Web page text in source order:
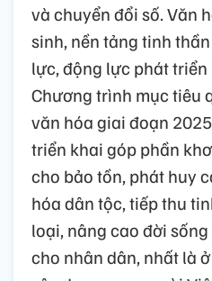
và chuyển đổi số. Văn
sinh, nền tảng tinh
lực, động lực phát
Chương trình mục tiêu
văn hóa giai đoạn
triển khai góp phần
cho bảo tồn, phát huy
hóa dân tộc, tiếp thu
loại, nâng cao đời
cho nhân dân, nhất là